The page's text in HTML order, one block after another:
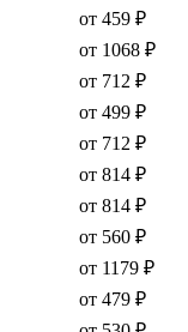
от 459 ₽
от 1068 ₽
от 712 ₽
от 499 ₽
от 712 ₽
от 814 ₽
от 814 ₽
от 560 ₽
от 1179 ₽
от 479 ₽